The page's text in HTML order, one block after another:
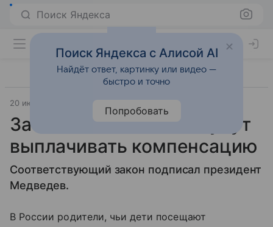
Поиск Яндекса
20 июля 2009
За частные детсады будут
выплачивать компенсацию
Соответствующий закон подписал президент
Медведев.
В России родители, чьи дети посещают
Поиск Яндекса с Алисой AI
Найдёт ответ, картинку или видео —
быстро и точно
Попробовать